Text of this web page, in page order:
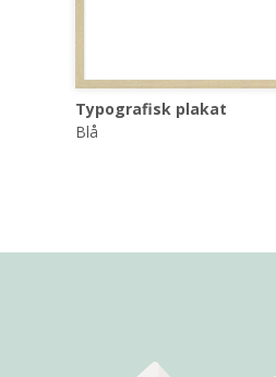
Typografisk plakat
Blå